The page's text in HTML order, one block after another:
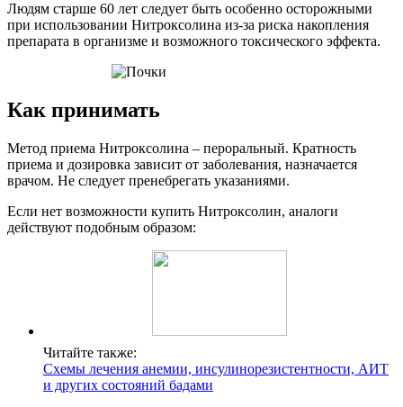
Людям старше 60 лет следует быть особенно осторожными
при использовании Нитроксолина из-за риска накопления
препарата в организме и возможного токсического эффекта.
Как принимать
Метод приема Нитроксолина – пероральный. Кратность
приема и дозировка зависит от заболевания, назначается
врачом. Не следует пренебрегать указаниями.
Если нет возможности купить Нитроксолин, аналоги
действуют подобным образом:
Читайте также:
Схемы лечения анемии, инсулинорезистентности, АИТ
и других состояний бадами